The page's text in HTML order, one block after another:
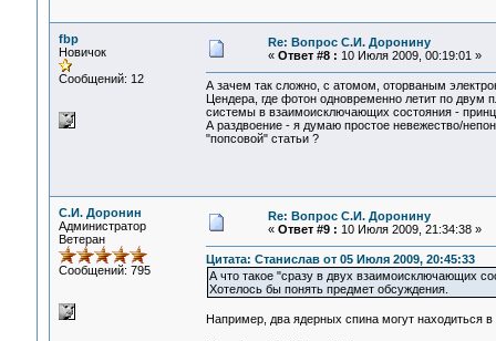
fbp
Новичок
Сообщений: 12
Re: Вопрос С.И. Доронину
« Ответ #8 : 10 Июля 2009, 00:19:01 »
А зачем так сложно, с атомом, оторваным
Цендера, где фотон одновременно летит по
системы в взаимоисключающих состояния -
А раздвоение - я думаю простое невежество/
"попсовой" статьи ?
С.И. Доронин
Администратор
Ветеран
Сообщений: 795
Re: Вопрос С.И. Доронину
« Ответ #9 : 10 Июля 2009, 21:34:38 »
Цитата: Станислав от 05 Июля 2009, 20:45:33
А что такое "сразу в двух взаимоисключающих
Хотелось бы понять предмет обсуждения.
Например, два ядерных спина могут находиться в